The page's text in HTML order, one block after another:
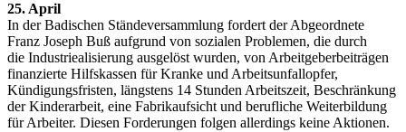
25. April
In der Badischen Ständeversammlung fordert der Abgeordnete
Franz Joseph Buß aufgrund von sozialen Problemen, die durch
die Industriealisierung ausgelöst wurden, von Arbeitgeberbeiträgen
finanzierte Hilfskassen für Kranke und Arbeitsunfallopfer,
Kündigungsfristen, längstens 14 Stunden Arbeitszeit, Beschränkung
der Kinderarbeit, eine Fabrikaufsicht und berufliche Weiterbildung
für Arbeiter. Diesen Forderungen folgen allerdings keine Aktionen.